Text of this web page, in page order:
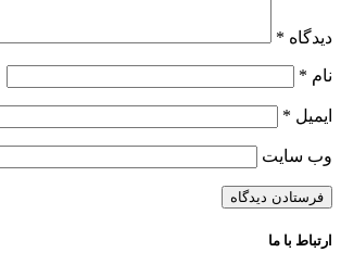
دیدگاه *
نام *
ایمیل *
وب‌ سایت
ارتباط با ما